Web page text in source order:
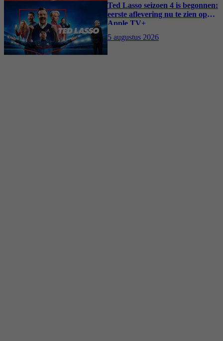
Ted Lasso seizoen 4 is begonnen:
eerste aflevering nu te zien op
Apple TV+
5 augustus 2026